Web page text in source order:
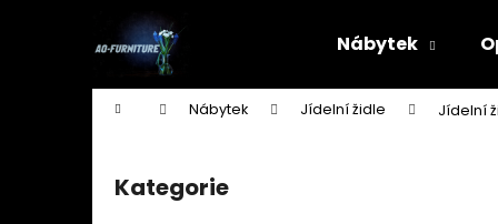
Nábytek
Domů Nábytek Jídelní židle Jídelní
Přeskočit
kategorie
Kategorie
Zpět
Zpět